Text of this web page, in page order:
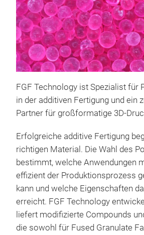
FGF Technology ist Spezialist für
in der additiven Fertigung und ein
Partner für großformatige 3D-
Erfolgreiche additive Fertigung
richtigen Material. Die Wahl des
bestimmt, welche Anwendungen
effizient der Produktionsprozess
kann und welche Eigenschaften
erreicht. FGF Technology
liefert modifizierte Compounds
die sowohl für Fused Granulate